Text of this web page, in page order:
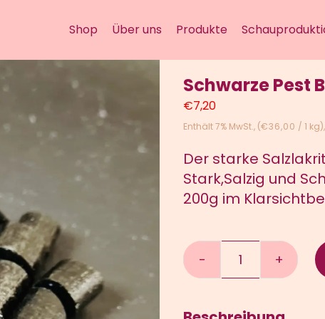
Shop Über uns Produkte
Schwarze Pest
€7,20
Enthält 7% MwSt. (€36,00 / 1 kg)
Der starke
Stark,Salzig und
200g im
Schwarze
Bonbons